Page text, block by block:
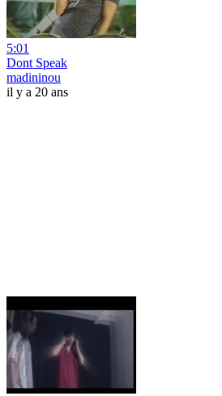
5:01
Dont Speak
madininou
il y a 20 ans